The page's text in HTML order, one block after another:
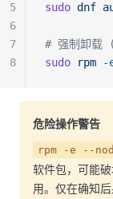
sudo dnf
# 强制卸载
sudo rpm -
5
6
7
8
危险操作警告
rpm -e --
软件包，可能
用。仅在确知